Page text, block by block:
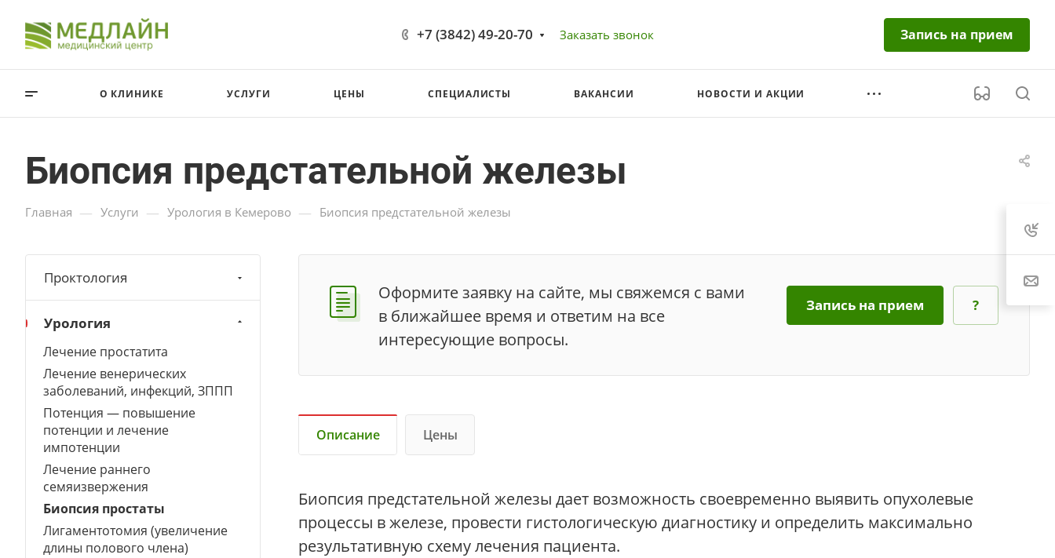
+7 (3842) 49-20-70 Заказать звонок Запись на прием
О КЛИНИКЕ УСЛУГИ ЦЕНЫ СПЕЦИАЛИСТЫ ВАКАНСИИ НОВОСТИ И АКЦИИ
Биопсия предстательной железы
Главная — Услуги — Урология в Кемерово — Биопсия предстательной железы
Оформите заявку на сайте, мы свяжемся с вами
в ближайшее время и ответим на все
интересующие вопросы.
Запись на прием ?
Описание Цены
Биопсия предстательной железы дает возможность своевременно выявить опухолевые
процессы в железе, провести гистологическую диагностику и определить максимально
результативную схему лечения пациента.
Проктология
Урология
Лечение простатита
Лечение венерических
заболеваний, инфекций, ЗППП
Потенция — повышение
потенции и лечение
импотенции
Лечение раннего
семяизвержения
Биопсия простаты
Лигаментотомия (увеличение
длины полового члена)